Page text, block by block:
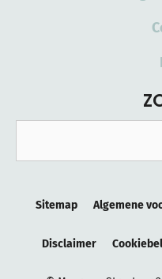
Sitemap Algemene
Disclaimer